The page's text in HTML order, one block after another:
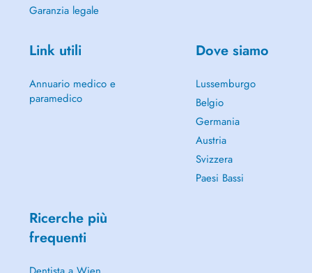
Garanzia legale
Link utili
Annuario medico e
paramedico
Dove siamo
Lussemburgo
Belgio
Germania
Austria
Svizzera
Paesi Bassi
Ricerche più
frequenti